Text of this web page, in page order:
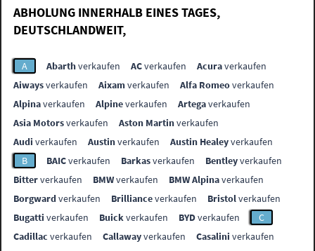
ABHOLUNG INNERHALB EINES TAGES,
DEUTSCHLANDWEIT,
A Abarthverkaufen ACverkaufen Acuraverkaufen
Aiwaysverkaufen Aixamverkaufen Alfa Romeoverkaufen
Alpinaverkaufen Alpineverkaufen Artegaverkaufen
Asia Motorsverkaufen Aston Martinverkaufen
Audi verkaufen Austinverkaufen Austin Healeyverkaufen
B
BAICverkaufen Barkasverkaufen Bentleyverkaufen
Bitterverkaufen BMWverkaufen BMW Alpinaverkaufen
Borgwardverkaufen Brillianceverkaufen Bristolverkaufen
Bugatti verkaufen Buickverkaufen BYDverkaufen
C
Cadillac verkaufen Callawayverkaufen Casalini verkaufen